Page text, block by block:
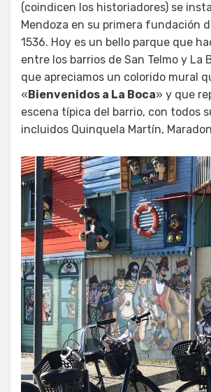
(coindicen los historiadores) se
Mendoza en su primera fundación
1536. Hoy es un bello parque que
entre los barrios de San Telmo y La
que apreciamos un colorido mural
« Bienvenidos a La Boca» y que
escena típica del barrio, con todos
incluidos Quinquela Martín,